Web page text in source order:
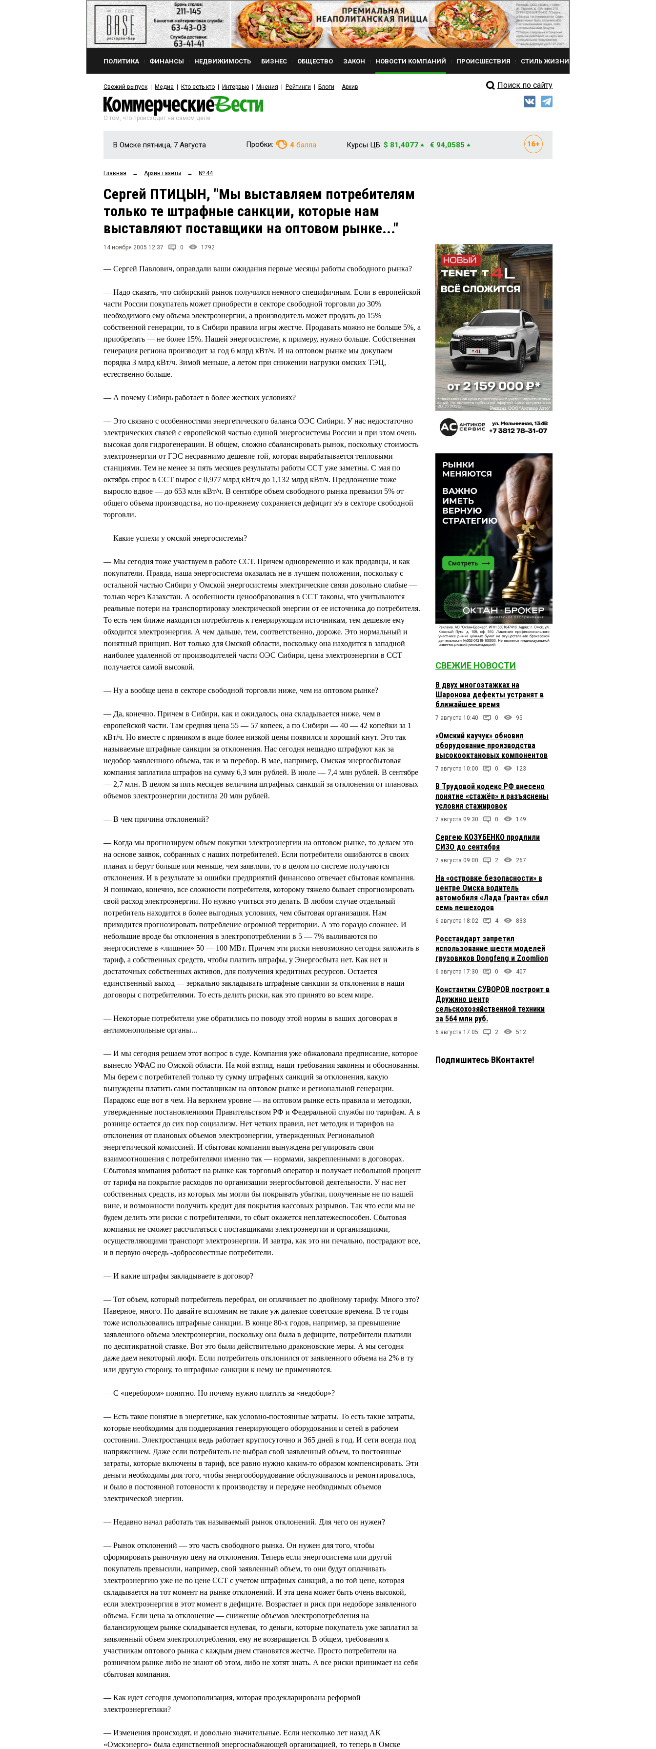
ПОЛИТИКА ФИНАНСЫ НЕДВИЖИМОСТЬ БИЗНЕС ОБЩЕСТВО ЗАКОН НОВОСТИ КОМПАНИЙ ПРОИСШЕСТВИЯ СТИЛЬ ЖИЗНИ
Свежий выпуск Медиа Кто есть кто Интервью Мнения Рейтинги Блоги Архив Поиск по сайту
О том, что происходит на самом деле
В Омске пятница, 7 Августа Пробки: 4 балла Курсы ЦБ: $ 81,4077 € 94,0585
Главная → Архив газеты → № 44
Сергей ПТИЦЫН, "Мы выставляем потребителям
только те штрафные санкции, которые нам
выставляют поставщики на оптовом рынке..."
14 ноября 2005 12:37 0 1792
— Сергей Павлович, оправдали ваши ожидания первые месяцы работы свободного рынка?
— Надо сказать, что сибирский рынок получился немного специфичным. Если в европейской
части России покупатель может приобрести в секторе свободной торговли до 30%
необходимого ему объема электроэнергии, а производитель может продать до 15%
собственной генерации, то в Сибири правила игры жестче. Продавать можно не больше 5%, а
приобретать — не более 15%. Нашей энергосистеме, к примеру, нужно больше. Собственная
генерация региона производит за год 6 млрд кВт/ч. И на оптовом рынке мы докупаем
порядка 3 млрд кВт/ч. Зимой меньше, а летом при снижении нагрузки омских ТЭЦ,
естественно больше.
— А почему Сибирь работает в более жестких условиях?
— Это связано с особенностями энергетического баланса ОЭС Сибири. У нас недостаточно
электрических связей с европейской частью единой энергосистемы России и при этом очень
высокая доля гидрогенерации. В общем, сложно сбалансировать рынок, поскольку стоимость
электроэнергии от ГЭС несравнимо дешевле той, которая вырабатывается тепловыми
станциями. Тем не менее за пять месяцев результаты работы ССТ уже заметны. С мая по
октябрь спрос в ССТ вырос с 0,977 млрд кВт/ч до 1,132 млрд кВт/ч. Предложение тоже
выросло вдвое — до 653 млн кВт/ч. В сентябре объем свободного рынка превысил 5% от
общего объема производства, но по-прежнему сохраняется дефицит э/э в секторе свободной
торговли.
— Какие успехи у омской энергосистемы?
— Мы сегодня тоже участвуем в работе ССТ. Причем одновременно и как продавцы, и как
покупатели. Правда, наша энергосистема оказалась не в лучшем положении, поскольку с
остальной частью Сибири у Омской энергосистемы электрические связи довольно слабые —
только через Казахстан. А особенности ценообразования в ССТ таковы, что учитываются
реальные потери на транспортировку электрической энергии от ее источника до потребителя.
То есть чем ближе находится потребитель к генерирующим источникам, тем дешевле ему
обходится электроэнергия. А чем дальше, тем, соответственно, дороже. Это нормальный и
понятный принцип. Вот только для Омской области, поскольку она находится в западной
наиболее удаленной от производителей части ОЭС Сибири, цена электроэнергии в ССТ
получается самой высокой.
— Ну а вообще цена в секторе свободной торговли ниже, чем на оптовом рынке?
— Да, конечно. Причем в Сибири, как и ожидалось, она складывается ниже, чем в
европейской части. Там средняя цена 55 — 57 копеек, а по Сибири — 40 — 42 копейки за 1
кВт/ч. Но вместе с пряником в виде более низкой цены появился и хороший кнут. Это так
называемые штрафные санкции за отклонения. Нас сегодня нещадно штрафуют как за
недобор заявленного объема, так и за перебор. В мае, например, Омская энергосбытовая
компания заплатила штрафов на сумму 6,3 млн рублей. В июле — 7,4 млн рублей. В сентябре
— 2,7 млн. В целом за пять месяцев величина штрафных санкций за отклонения от плановых
объемов электроэнергии достигла 20 млн рублей.
— В чем причина отклонений?
— Когда мы прогнозируем объем покупки электроэнергии на оптовом рынке, то делаем это
на основе заявок, собранных с наших потребителей. Если потребители ошибаются в своих
планах и берут больше или меньше, чем заявляли, то в целом по системе получаются
отклонения. И в результате за ошибки предприятий финансово отвечает сбытовая компания.
Я понимаю, конечно, все сложности потребителя, которому тяжело бывает спрогнозировать
свой расход электроэнергии. Но нужно учиться это делать. В любом случае отдельный
потребитель находится в более выгодных условиях, чем сбытовая организация. Нам
приходится прогнозировать потребление огромной территории. А это гораздо сложнее. И
небольшие вроде бы отклонения в электропотреблении в 5 — 7% выливаются по
энергосистеме в «лишние» 50 — 100 МВт. Причем эти риски невозможно сегодня заложить в
тариф, а собственных средств, чтобы платить штрафы, у Энергосбыта нет. Как нет и
достаточных собственных активов, для получения кредитных ресурсов. Остается
единственный выход — зеркально закладывать штрафные санкции за отклонения в наши
договоры с потребителями. То есть делить риски, как это принято во всем мире.
— Некоторые потребители уже обратились по поводу этой нормы в ваших договорах в
антимонопольные органы...
— И мы сегодня решаем этот вопрос в суде. Компания уже обжаловала предписание, которое
вынесло УФАС по Омской области. На мой взгляд, наши требования законны и обоснованны.
Мы берем с потребителей только ту сумму штрафных санкций за отклонения, какую
вынуждены платить сами поставщикам на оптовом рынке и региональной генерации.
Парадокс еще вот в чем. На верхнем уровне — на оптовом рынке есть правила и методики,
утвержденные постановлениями Правительством РФ и Федеральной службы по тарифам. А в
рознице остается до сих пор социализм. Нет четких правил, нет методик и тарифов на
отклонения от плановых объемов электроэнергии, утвержденных Региональной
энергетической комиссией. И сбытовая компания вынуждена регулировать свои
взаимоотношения с потребителями именно так — нормами, закрепленными в договорах.
Сбытовая компания работает на рынке как торговый оператор и получает небольшой процент
от тарифа на покрытие расходов по организации энергосбытовой деятельности. У нас нет
собственных средств, из которых мы могли бы покрывать убытки, полученные не по нашей
вине, и возможности получить кредит для покрытия кассовых разрывов. Так что если мы не
будем делить эти риски с потребителями, то сбыт окажется неплатежеспособен. Сбытовая
компания не сможет рассчитаться с поставщиками электроэнергии и организациями,
осуществляющими транспорт электроэнергии. И завтра, как это ни печально, пострадают все,
и в первую очередь -добросовестные потребители.
— И какие штрафы закладываете в договор?
— Тот объем, который потребитель перебрал, он оплачивает по двойному тарифу. Много это?
Наверное, много. Но давайте вспомним не такие уж далекие советские времена. В те годы
тоже использовались штрафные санкции. В конце 80-х годов, например, за превышение
заявленного объема электроэнергии, поскольку она была в дефиците, потребители платили
по десятикратной ставке. Вот это были действительно драконовские меры. А мы сегодня
даже даем некоторый люфт. Если потребитель отклонился от заявленного объема на 2% в ту
или другую сторону, то штрафные санкции к нему не применяются.
— С «перебором» понятно. Но почему нужно платить за «недобор»?
— Есть такое понятие в энергетике, как условно-постоянные затраты. То есть такие затраты,
которые необходимы для поддержания генерирующего оборудования и сетей в рабочем
состоянии. Электростанция ведь работает круглосуточно и 365 дней в год. И сети всегда под
напряжением. Даже если потребитель не выбрал свой заявленный объем, то постоянные
затраты, которые включены в тариф, все равно нужно каким-то образом компенсировать. Эти
деньги необходимы для того, чтобы энергооборудование обслуживалось и ремонтировалось,
и было в постоянной готовности к производству и передаче необходимых объемов
электрической энергии.
— Недавно начал работать так называемый рынок отклонений. Для чего он нужен?
— Рынок отклонений — это часть свободного рынка. Он нужен для того, чтобы
сформировать рыночную цену на отклонения. Теперь если энергосистема или другой
покупатель превысили, например, свой заявленный объем, то они будут оплачивать
электроэнергию уже не по цене ССТ с учетом штрафных санкций, а по той цене, которая
складывается на тот момент на рынке отклонений. И эта цена может быть очень высокой,
если электроэнергия в этот момент в дефиците. Возрастает и риск при недоборе заявленного
объема. Если цена за отклонение — снижение объемов электропотребления на
балансирующем рынке складывается нулевая, то деньги, которые покупатель уже заплатил за
заявленный объем электропотребления, ему не возвращается. В общем, требования к
участникам оптового рынка с каждым днем становятся жестче. Просто потребители на
розничном рынке либо не знают об этом, либо не хотят знать. А все риски принимает на себя
сбытовая компания.
— Как идет сегодня демонополизация, которая продекларирована реформой
электроэнергетики?
— Изменения происходят, и довольно значительные. Если несколько лет назад АК
«Омскэнерго» была единственной энергоснабжающей организацией, то теперь в Омске
СВЕЖИЕ НОВОСТИ
В двух многоэтажках на
Шаронова дефекты устранят в
ближайшее время
7 августа 10:40 0 95
«Омский каучук» обновил
оборудование производства
высокооктановых компонентов
7 августа 10:00 0 123
В Трудовой кодекс РФ внесено
понятие «стажёр» и разъяснены
условия стажировок
7 августа 09:30 0 149
Сергею КОЗУБЕНКО продлили
СИЗО до сентября
7 августа 09:00 2 267
На «островке безопасности» в
центре Омска водитель
автомобиля «Лада Гранта» сбил
семь пешеходов
6 августа 18:02 4 833
Росстандарт запретил
использование шести моделей
грузовиков Dongfeng и Zoomlion
6 августа 17:30 0 407
Константин СУВОРОВ построит в
Дружино центр
сельскохозяйственной техники
за 564 млн руб.
6 августа 17:05 2 512
Подпишитесь ВКонтакте!